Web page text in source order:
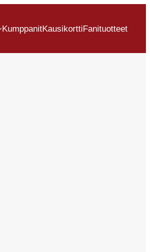
KumppanitKausikorttiFanituotteet